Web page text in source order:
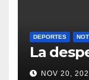
DEPORTES
La
NOV 20,